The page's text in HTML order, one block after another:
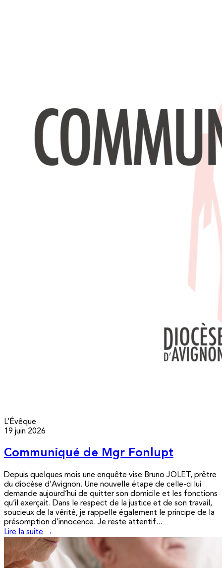
L’Évêque
19 juin 2026
Communiqué de Mgr Fonlupt
Depuis quelques mois une enquête vise Bruno JOLET, prêtre
du diocèse d’Avignon. Une nouvelle étape de celle-ci lui
demande aujourd’hui de quitter son domicile et les fonctions
qu’il exerçait. Dans le respect de la justice et de son travail,
soucieux de la vérité, je rappelle également le principe de la
présomption d’innocence. Je reste attentif...
Lire la suite →